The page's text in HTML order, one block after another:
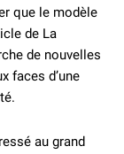
que le modèle
de La
de nouvelles
faces d’une
au grand